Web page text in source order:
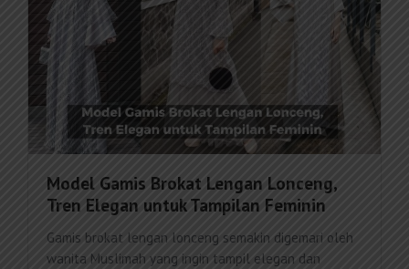
Model Gamis Brokat Lengan Lonceng,
Tren Elegan untuk Tampilan Feminin
Gamis brokat lengan lonceng semakin digemari oleh
wanita Muslimah yang ingin tampil elegan dan